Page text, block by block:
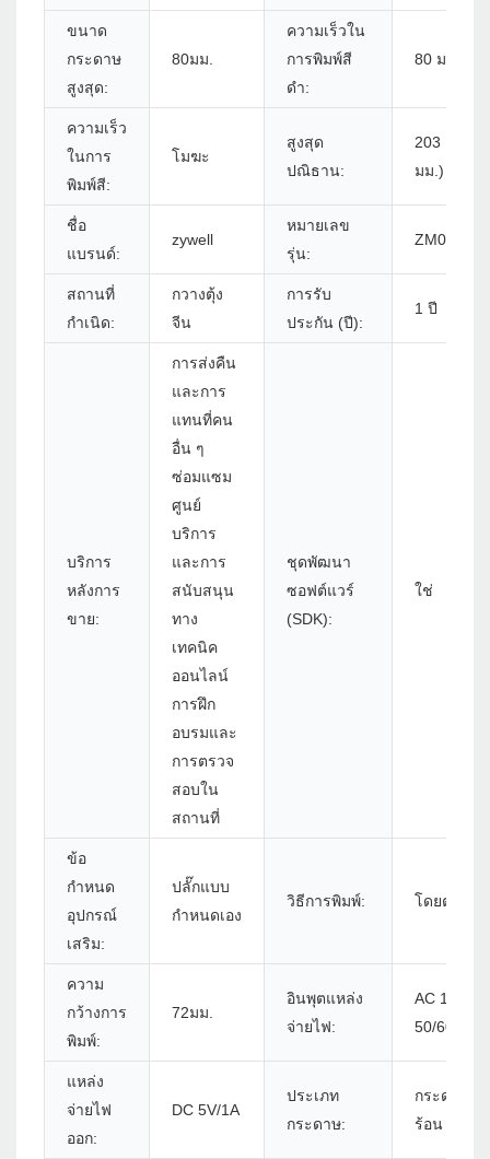
ขนาด
กระดาษ
สูงสุด:
80มม.
ความเร็วใน
การพิมพ์สี
ดำ:
80 มม./s
ความเร็ว
ในการ
พิมพ์สี:
โมฆะ
สูงสุด
ปณิธาน:
203 DPI
มม.)
ชื่อ
แบรนด์:
zywell
หมายเลข
รุ่น:
ZM01 -
สถานที่
กำเนิด:
กวางตุ้ง
จีน
การรับ
ประกัน (ปี):
1 ปี
บริการ
หลังการ
ขาย:
การส่งคืน
และการ
แทนที่คน
อื่น ๆ
ซ่อมแซม
ศูนย์
บริการ
และการ
สนับสนุน
ทาง
เทคนิค
ออนไลน์
การฝึก
อบรมและ
การตรวจ
สอบใน
สถานที่
ชุดพัฒนา
ซอฟต์แวร์
(SDK):
ใช่
ข้อ
กำหนด
อุปกรณ์
เสริม:
ปลั๊กแบบ
กำหนดเอง
วิธีการพิมพ์: โดยตรง
ความ
กว้างการ
พิมพ์:
72มม.
อินพุตแหล่ง
จ่ายไฟ:
AC 100V-
50/60HZ
แหล่ง
จ่ายไฟ
ออก:
DC 5V/1A
ประเภท
กระดาษ:
กระดาษรั
ร้อน